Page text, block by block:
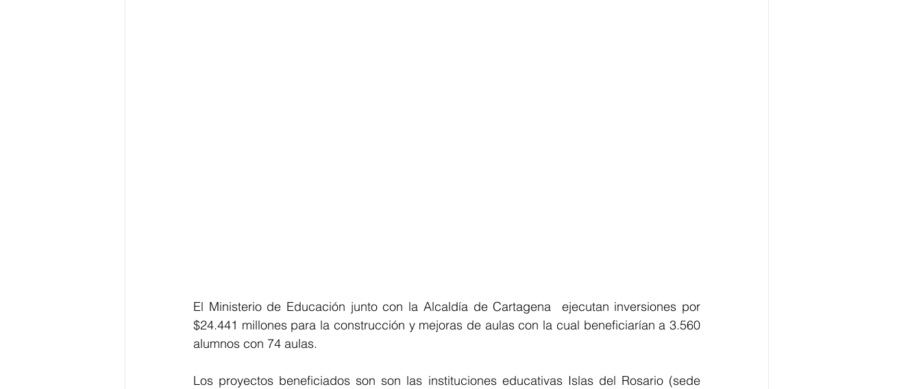
El Ministerio de Educación junto con la Alcaldía de Cartagena  ejecutan inversiones por
$24.441 millones para la construcción y mejoras de aulas con la cual beneficiarían a 3.560
alumnos con 74 aulas.
Los proyectos beneficiados son son las instituciones educativas Islas del Rosario (sede